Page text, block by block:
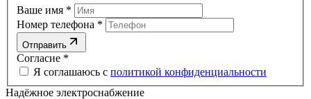
Ваше имя *
Номер телефона *
Отправить
Согласие *
Я соглашаюсь с политикой конфиденциальности
Надёжное электроснабжение